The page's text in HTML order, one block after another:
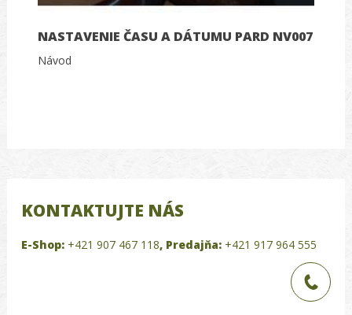
NASTAVENIE ČASU A DÁTUMU PARD NV007
Návod
KONTAKTUJTE NÁS
E-Shop: +421 907 467 118, Predajňa: +421 917 964 555